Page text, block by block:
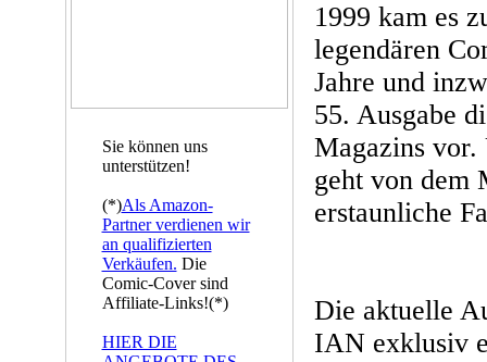
Sie können uns
unterstützen!
(*)Als Amazon-
Partner verdienen wir
an qualifizierten
Verkäufen. Die
Comic-Cover sind
Affiliate-Links!(*)
HIER DIE
1999 kam es
legendären
Jahre und
55. Ausgabe
Magazins vor.
geht von dem
erstaunliche
Die aktuelle
IAN exklusiv